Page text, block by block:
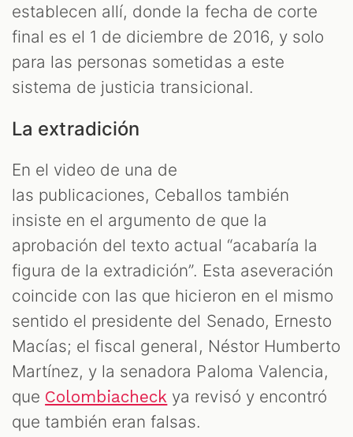
establecen allí, donde la fecha de corte
final es el 1 de diciembre de 2016, y solo
para las personas sometidas a este
sistema de justicia transicional.
La extradición
En el video de una de
las publicaciones, Ceballos también
insiste en el argumento de que la
aprobación del texto actual “acabaría la
figura de la extradición”. Esta aseveración
coincide con las que hicieron en el mismo
sentido el presidente del Senado, Ernesto
Macías; el fiscal general, Néstor Humberto
Martínez, y la senadora Paloma Valencia,
que Colombiacheck ya revisó y encontró
que también eran falsas.